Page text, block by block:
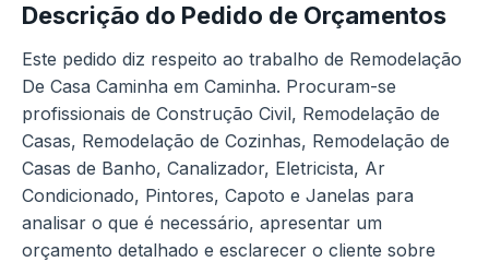
Descrição do Pedido de Orçamentos
Este pedido diz respeito ao trabalho de Remodelação
De Casa Caminha em Caminha. Procuram-se
profissionais de Construção Civil, Remodelação de
Casas, Remodelação de Cozinhas, Remodelação de
Casas de Banho, Canalizador, Eletricista, Ar
Condicionado, Pintores, Capoto e Janelas para
analisar o que é necessário, apresentar um
orçamento detalhado e esclarecer o cliente sobre